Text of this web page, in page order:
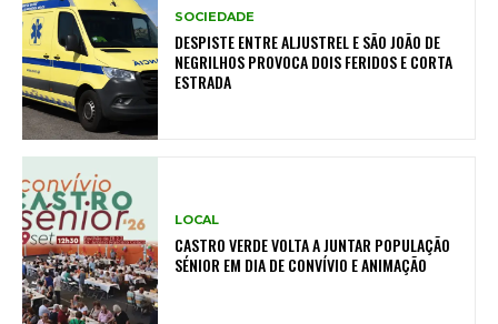
SOCIEDADE
DESPISTE ENTRE ALJUSTREL E SÃO JOÃO DE
NEGRILHOS PROVOCA DOIS FERIDOS E CORTA
ESTRADA
LOCAL
CASTRO VERDE VOLTA A JUNTAR POPULAÇÃO
SÉNIOR EM DIA DE CONVÍVIO E ANIMAÇÃO